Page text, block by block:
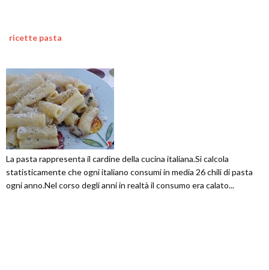
ricette pasta
La pasta rappresenta il cardine della cucina italiana.Si calcola
statisticamente che ogni italiano consumi in media 26 chili di pasta
ogni anno.Nel corso degli anni in realtà il consumo era calato...